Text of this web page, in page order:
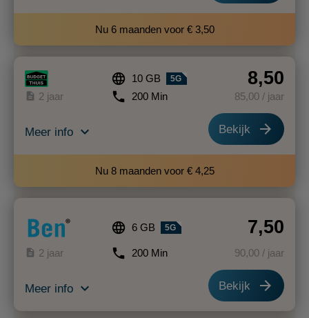
Nu 6 maanden voor € 3,50
language 10 GB 5G 8,50
description 2 jaar phone 200 Min 85,00/ jaar
Meer info expand_more Bekijk arrow_forward
Nu 8 maanden voor € 4,25
language 6 GB 5G 7,50
description 2 jaar phone 200 Min 90,00/ jaar
Meer info expand_more Bekijk arrow_forward